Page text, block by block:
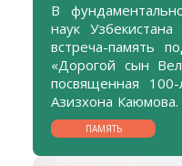
В
наук Узбекистана
встреча-память
«Дорогой сын
посвященная
Азизхона Каюмова.
в историю
Выдающийся
ПАМЯТЬ